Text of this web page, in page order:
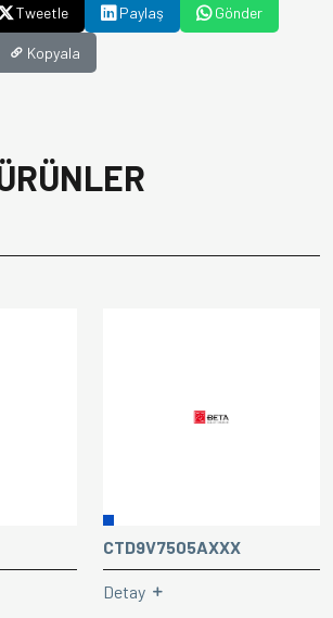
Tweetle Paylaş Gönder
Kopyala
CTD9V7505AXXX
Detay